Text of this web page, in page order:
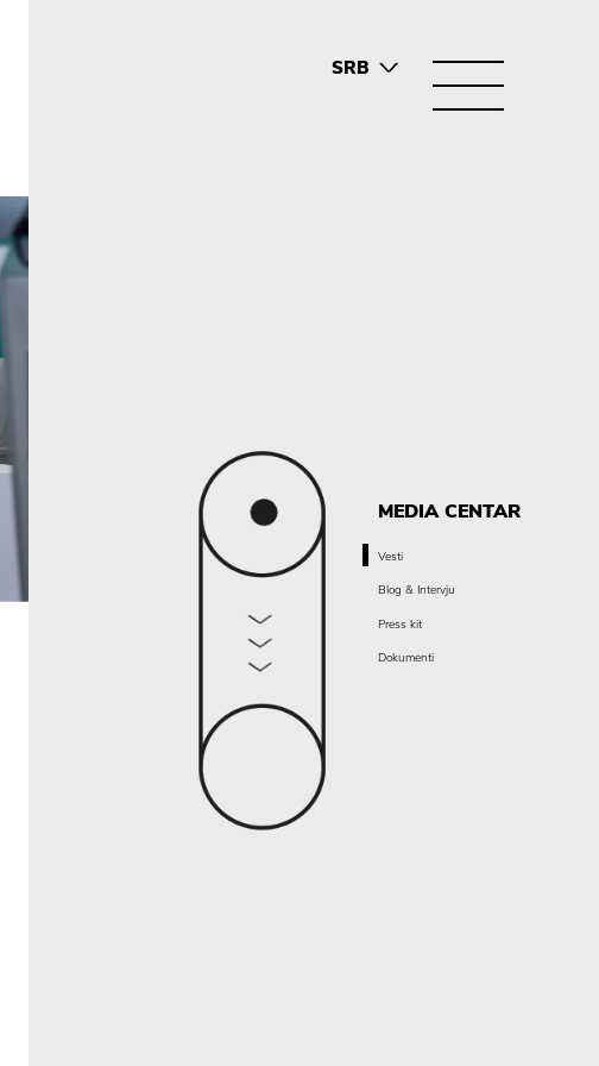
SRB
MEDIA CENTAR
Vesti
Blog & Intervju
Press kit
Dokumenti